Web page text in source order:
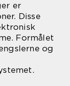
er
Disse
Formålet
og